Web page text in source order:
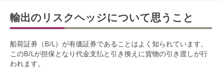
輸出のリスクヘッジについて思うこと
船荷証券（B/L）が有価証券であることはよく知られています。
このB/Lが担保となり代金支払と引き換えに貨物の引き渡しが行
われます。